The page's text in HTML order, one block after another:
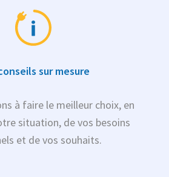
sur mesure
à faire le meilleur choix, en
situation, de vos besoins
et de vos souhaits.